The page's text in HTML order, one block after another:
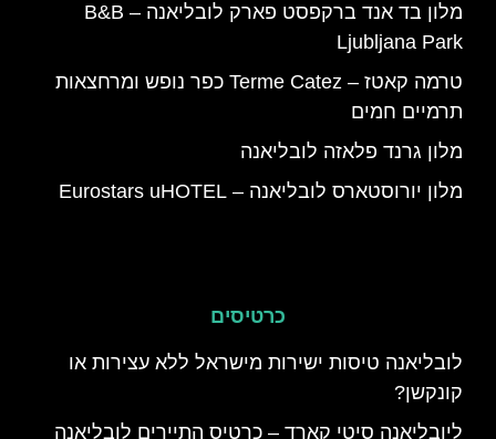
מלון בד אנד ברקפסט פארק לובליאנה – B&B
Ljubljana Park
טרמה קאטז – Terme Catez כפר נופש ומרחצאות
תרמיים חמים
מלון גרנד פלאזה לובליאנה
מלון יורוסטארס לובליאנה – Eurostars uHOTEL
כרטיסים
לובליאנה טיסות ישירות מישראל ללא עצירות או
קונקשן?
ליובליאנה סיטי קארד – כרטיס התיירים לובליאנה